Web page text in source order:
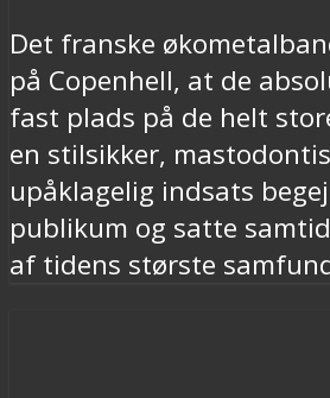
Det franske
på Copenhell, at de
fast plads på de helt
en stilsikker,
upåklagelig indsats
publikum og satte
af tidens største